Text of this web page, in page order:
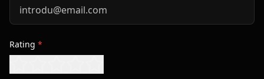
Rating *